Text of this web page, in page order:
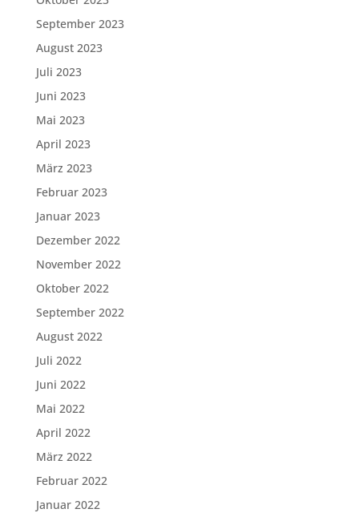
September 2023
August 2023
Juli 2023
Juni 2023
Mai 2023
April 2023
März 2023
Februar 2023
Januar 2023
Dezember 2022
November 2022
Oktober 2022
September 2022
August 2022
Juli 2022
Juni 2022
Mai 2022
April 2022
März 2022
Februar 2022
Januar 2022